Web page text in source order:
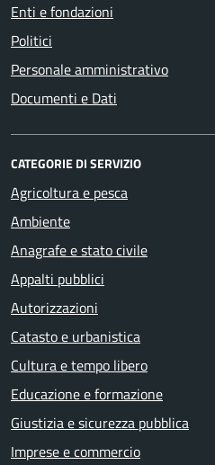
Enti e fondazioni
Politici
Personale amministrativo
Documenti e Dati
CATEGORIE DI SERVIZIO
Agricoltura e pesca
Ambiente
Anagrafe e stato civile
Appalti pubblici
Autorizzazioni
Catasto e urbanistica
Cultura e tempo libero
Educazione e formazione
Giustizia e sicurezza pubblica
Imprese e commercio